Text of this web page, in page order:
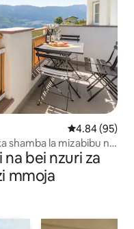
Ukadiriaji wa
4.84 (95)
shamba la mizabibu na
bei nzuri za
mmoja